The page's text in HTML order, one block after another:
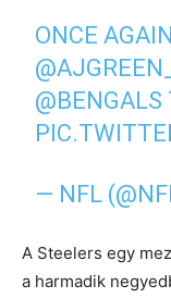
ONCE
@BENGALS
— NFL
A Steelers egy
a harmadik